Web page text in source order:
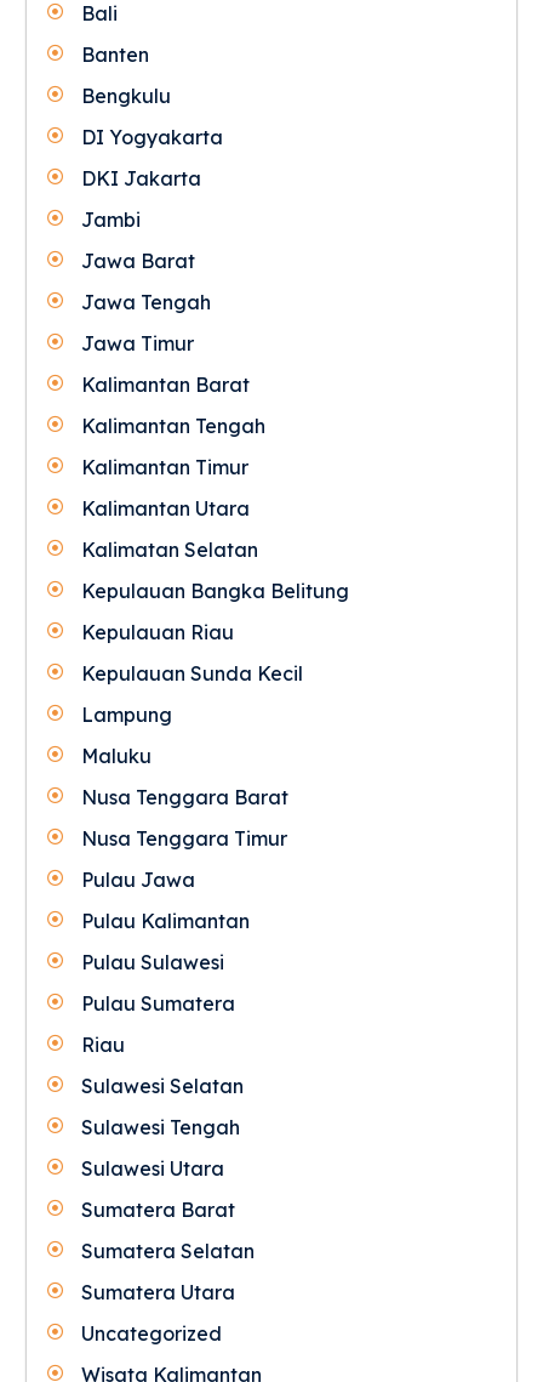
Bali
Banten
Bengkulu
DI Yogyakarta
DKI Jakarta
Jambi
Jawa Barat
Jawa Tengah
Jawa Timur
Kalimantan Barat
Kalimantan Tengah
Kalimantan Timur
Kalimantan Utara
Kalimatan Selatan
Kepulauan Bangka Belitung
Kepulauan Riau
Kepulauan Sunda Kecil
Lampung
Maluku
Nusa Tenggara Barat
Nusa Tenggara Timur
Pulau Jawa
Pulau Kalimantan
Pulau Sulawesi
Pulau Sumatera
Riau
Sulawesi Selatan
Sulawesi Tengah
Sulawesi Utara
Sumatera Barat
Sumatera Selatan
Sumatera Utara
Uncategorized
Wisata Kalimantan